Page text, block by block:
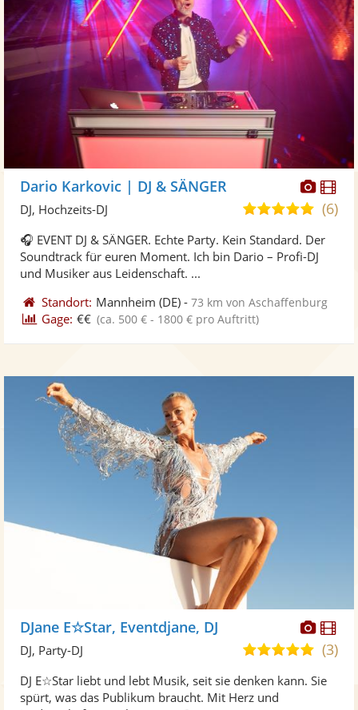
Fotos
Dario Karkovic | DJ & SÄNGER
5,0
5
Sternen
(6)
DJ, Hochzeits-DJ
🎧 EVENT DJ & SÄNGER. Echte Party. Kein Standard. Der
Soundtrack für euren Moment. Ich bin Dario – Profi-DJ
und Musiker aus Leidenschaft. ...
Standort: Mannheim (DE) -73 km von Aschaffenburg
Gage: €€ (ca. 500 € - 1800 € pro Auftritt)
Fotos
DJane E☆Star, Eventdjane, DJ
5,0
5
(3)
DJ, Party-DJ
DJ E☆Star liebt und lebt Musik, seit sie denken kann. Sie
spürt, was das Publikum braucht. Mit Herz und